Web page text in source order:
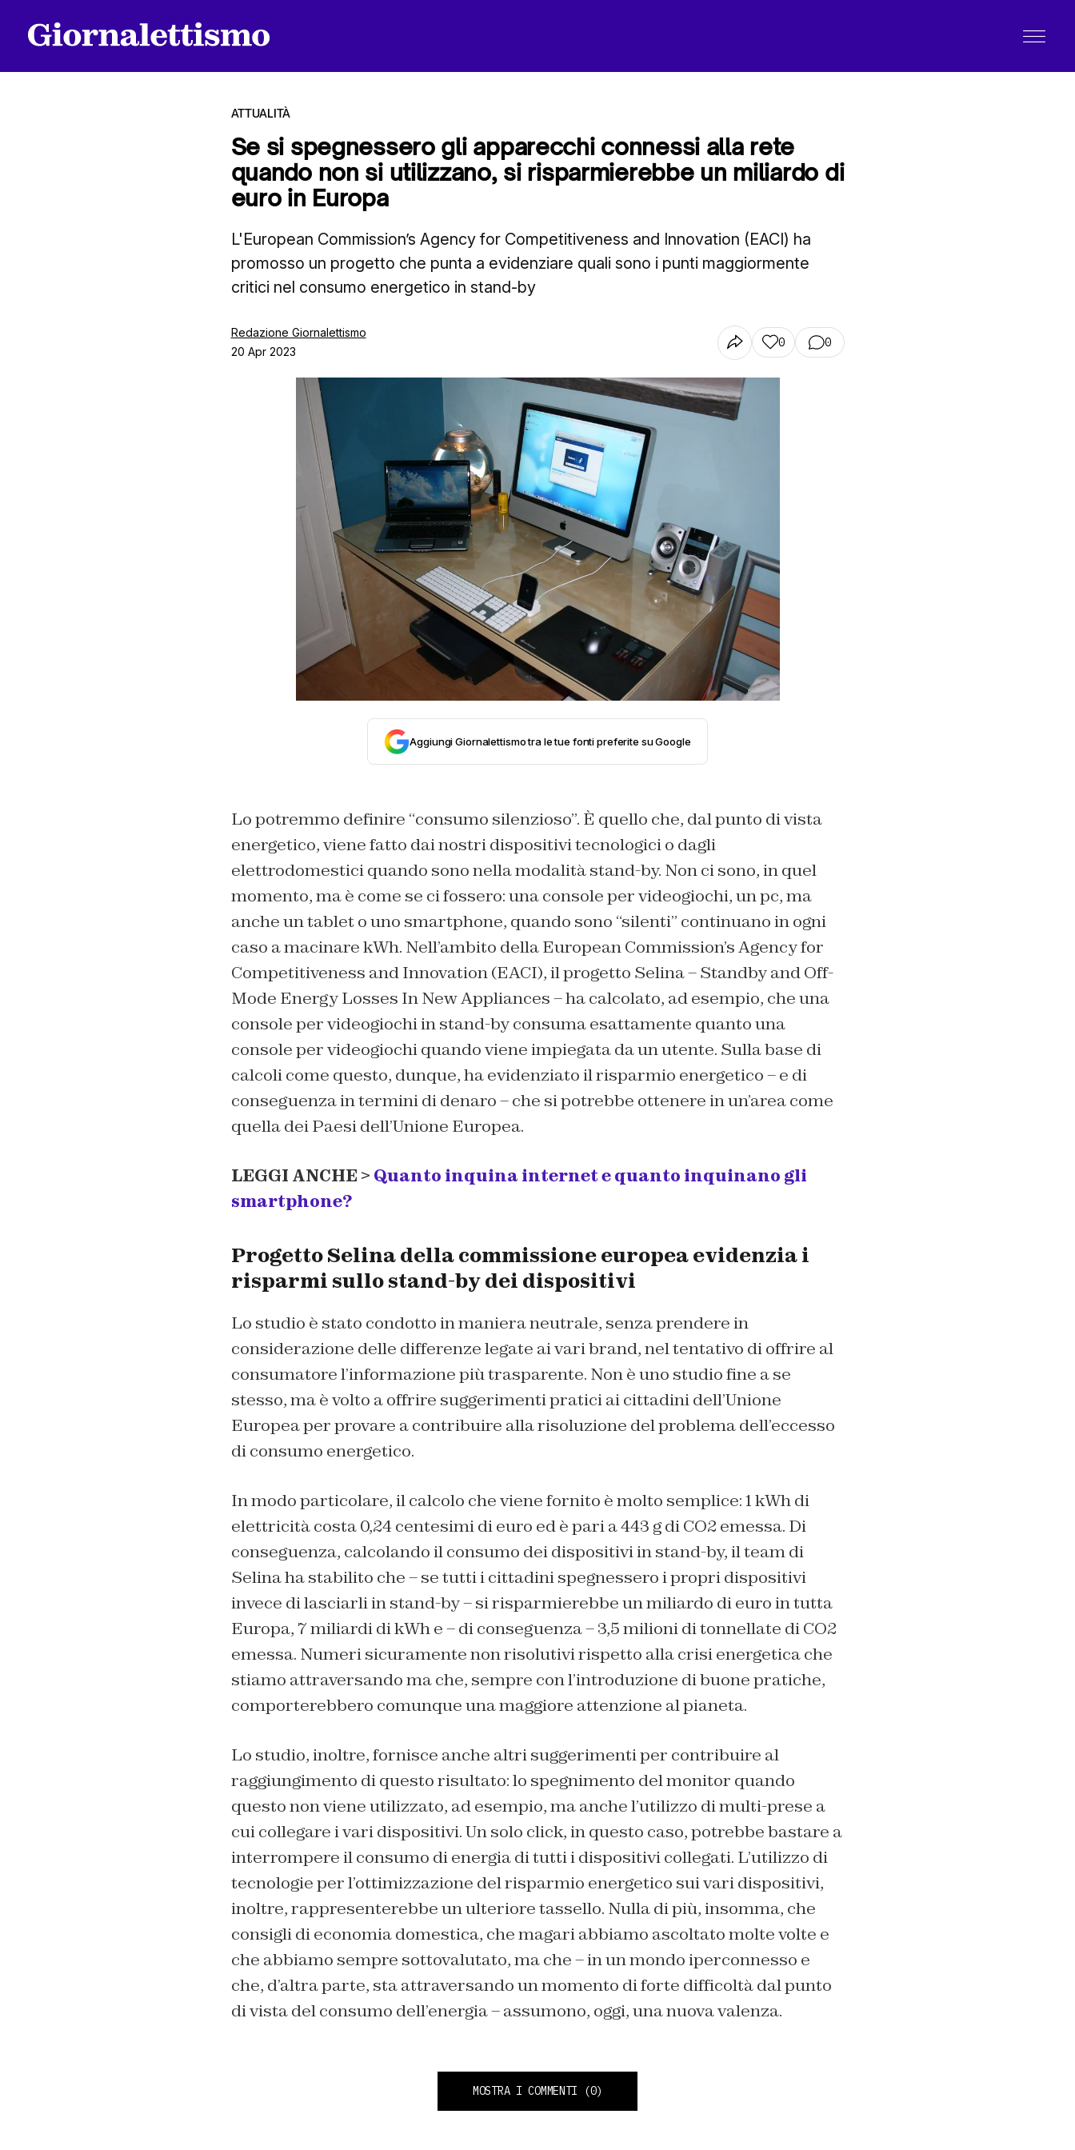
ATTUALITÀ
Se si spegnessero gli apparecchi connessi alla rete
quando non si utilizzano, si risparmierebbe un miliardo di
euro in Europa
L'European Commission’s Agency for Competitiveness and Innovation (EACI) ha
promosso un progetto che punta a evidenziare quali sono i punti maggiormente
critici nel consumo energetico in stand-by
Redazione Giornalettismo
20 Apr 2023
0 0
Aggiungi Giornalettismo tra le tue fonti preferite su Google
Lo potremmo definire “consumo silenzioso”. È quello che, dal punto di vista
energetico, viene fatto dai nostri dispositivi tecnologici o dagli
elettrodomestici quando sono nella modalità stand-by. Non ci sono, in quel
momento, ma è come se ci fossero: una console per videogiochi, un pc, ma
anche un tablet o uno smartphone, quando sono “silenti” continuano in ogni
caso a macinare kWh. Nell’ambito della European Commission’s Agency for
Competitiveness and Innovation (EACI), il progetto Selina – Standby and Off-
Mode Energy Losses In New Appliances – ha calcolato, ad esempio, che una
console per videogiochi in stand-by consuma esattamente quanto una
console per videogiochi quando viene impiegata da un utente. Sulla base di
calcoli come questo, dunque, ha evidenziato il risparmio energetico – e di
conseguenza in termini di denaro – che si potrebbe ottenere in un’area come
quella dei Paesi dell’Unione Europea.
LEGGI ANCHE > Quanto inquina internet e quanto inquinano gli
smartphone?
Progetto Selina della commissione europea evidenzia i
risparmi sullo stand-by dei dispositivi
Lo studio è stato condotto in maniera neutrale, senza prendere in
considerazione delle differenze legate ai vari brand, nel tentativo di offrire al
consumatore l’informazione più trasparente. Non è uno studio fine a se
stesso, ma è volto a offrire suggerimenti pratici ai cittadini dell’Unione
Europea per provare a contribuire alla risoluzione del problema dell’eccesso
di consumo energetico.
In modo particolare, il calcolo che viene fornito è molto semplice: 1 kWh di
elettricità costa 0,24 centesimi di euro ed è pari a 443 g di CO2 emessa. Di
conseguenza, calcolando il consumo dei dispositivi in stand-by, il team di
Selina ha stabilito che – se tutti i cittadini spegnessero i propri dispositivi
invece di lasciarli in stand-by – si risparmierebbe un miliardo di euro in tutta
Europa, 7 miliardi di kWh e – di conseguenza – 3,5 milioni di tonnellate di CO2
emessa. Numeri sicuramente non risolutivi rispetto alla crisi energetica che
stiamo attraversando ma che, sempre con l’introduzione di buone pratiche,
comporterebbero comunque una maggiore attenzione al pianeta.
Lo studio, inoltre, fornisce anche altri suggerimenti per contribuire al
raggiungimento di questo risultato: lo spegnimento del monitor quando
questo non viene utilizzato, ad esempio, ma anche l’utilizzo di multi-prese a
cui collegare i vari dispositivi. Un solo click, in questo caso, potrebbe bastare a
interrompere il consumo di energia di tutti i dispositivi collegati. L’utilizzo di
tecnologie per l’ottimizzazione del risparmio energetico sui vari dispositivi,
inoltre, rappresenterebbe un ulteriore tassello. Nulla di più, insomma, che
consigli di economia domestica, che magari abbiamo ascoltato molte volte e
che abbiamo sempre sottovalutato, ma che – in un mondo iperconnesso e
che, d’altra parte, sta attraversando un momento di forte difficoltà dal punto
di vista del consumo dell’energia – assumono, oggi, una nuova valenza.
MOSTRA I COMMENTI (0)